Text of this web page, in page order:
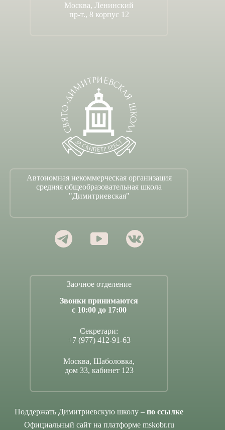
Москва, Ленинский
пр-т., 8 корпус 12
Автономная некоммерческая организация
средняя общеобразовательная школа
"Димитриевская"
Заочное отделение
Звонки принимаются
с 10:00 до 17:00
Секретари:
+7 (977) 412-91-63
Москва, Шаболовка,
дом 33, кабинет 123
Поддержать Димитриевскую школу –по ссылке
Официальный сайт на платформе mskobr.ru